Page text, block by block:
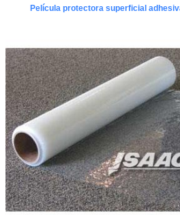
Película protectora superficial